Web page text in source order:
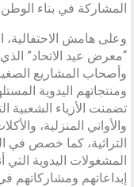
المشاركة في بناء
وعلى هامش
“معرض عيد الاتحاد”
وأصحاب المشاريع
ومنتجاتهم اليدوية
تضمنت الأزياء الشعبية
والأواني المنزلية،
التراثية، كما خصص في
المشغولات اليدوية
إبداعاتهم ومشاركاتهم